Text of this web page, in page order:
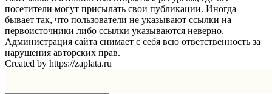
посетители могут присылать свои публикации. Иногда
бывает так, что пользователи не указывают ссылки на
первоисточники либо ссылки указываются неверно.
Администрация сайта снимает с себя всю ответственность за
нарушения авторских прав.
Created by https://zaplata.ru